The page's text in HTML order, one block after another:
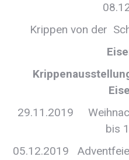
Krippen von der
29.11.2019
bis
05.12.2019